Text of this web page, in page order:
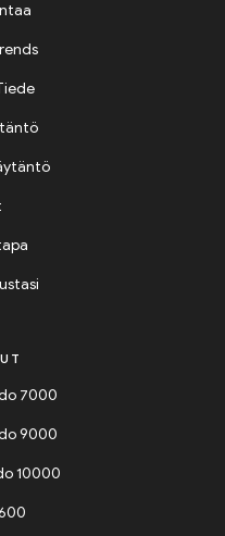
7000
9000
10000